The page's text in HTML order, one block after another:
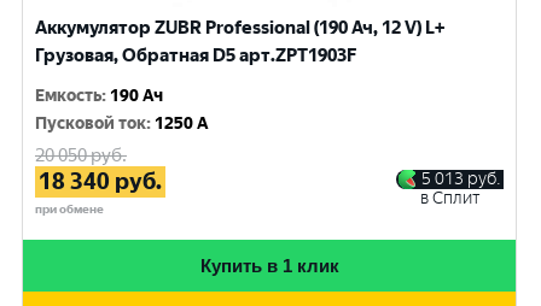
Аккумулятор ZUBR Professional (190 Ач, 12 V) L+
Грузовая, Обратная D5 арт.ZPT1903F
Емкость: 190 Ач
Пусковой ток: 1250 A
20 050руб.
18 340 руб.
при обмене
5 013 руб.
в Сплит
Купить в 1 клик